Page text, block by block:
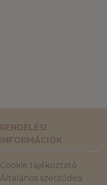
RENDELÉSI
INFORMÁCIÓK
Cookie tájékoztató
Általános szerződési